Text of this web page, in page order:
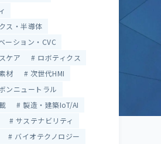
ス・半導体
ーション・CVC
ケア
ロボティクス
材
次世代HMI
ンニュートラル
製造・建築IoT/AI
サステナビリティ
バイオテクノロジー